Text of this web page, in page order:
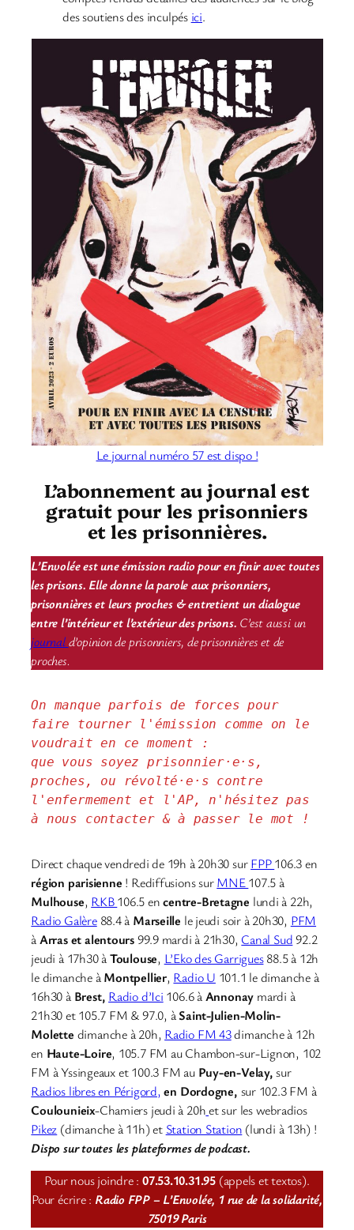
des soutiens des inculpés ici.
Le journal numéro 57 est dispo !
L’abonnement au journal est
gratuit pour les prisonniers
et les prisonnières.
L’Envolée est une émission radio pour en finir avec toutes
les prisons. Elle donne la parole aux prisonniers,
prisonnières et leurs proches & entretient un dialogue
entre l’intérieur et l’extérieur des prisons. C’est aussi un
journald’opinion de prisonniers, de prisonnières et de
proches.
On manque parfois de forces pour
faire tourner l'émission comme on le
voudrait en ce moment :
que vous soyez prisonnier·e·s,
proches, ou révolté·e·s contre
l'enfermement et l'AP, n'hésitez pas
à nous contacter & à passer le mot !
Direct chaque vendredi de 19h à 20h30 surFPP106.3 en
région parisienne ! Rediffusions surMNE107.5 à
Mulhouse, RKB106.5 encentre-Bretagne lundi à 22h,
Radio Galère88.4 à Marseille le jeudi soir à 20h30, PFM
àArras et alentours99.9 mardi à 21h30, Canal Sud92.2
jeudi à 17h30 àToulouse, L’Eko des Garrigues88.5 à 12h
le dimanche àMontpellier, Radio U 101.1 le dimanche à
16h30 à Brest, Radio d’Ici 106.6 àAnnonay mardi à
21h30 et 105.7 FM & 97.0, àSaint-Julien-Molin-
Molette dimanche à 20h, Radio FM 43dimanche à 12h
en Haute-Loire, 105.7 FM au Chambon-sur-Lignon, 102
FM à Yssingeaux et 100.3 FM au Puy-en-Velay,sur
Radios libres en Périgord, en Dordogne, sur 102.3 FM à
Coulounieix-Chamiers jeudi à 20het sur les webradios
Pikez (dimanche à 11h) et Station Station (lundi à 13h) !
Dispo sur toutes les plateformes de podcast.
Pour nous joindre : 07.53.10.31.95 (appels et textos).
Pour écrire : Radio FPP – L’Envolée, 1 rue de la solidarité,
75019 Paris